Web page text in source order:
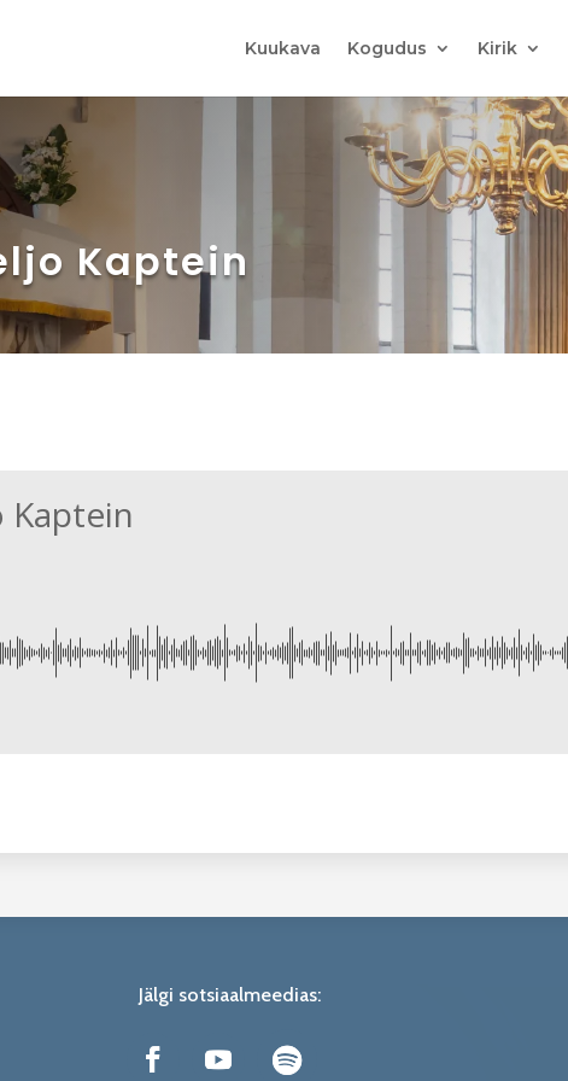
Kuukava Kogudus Kirik
Kaptein
Kaptein
Jälgi sotsiaalmeedias: